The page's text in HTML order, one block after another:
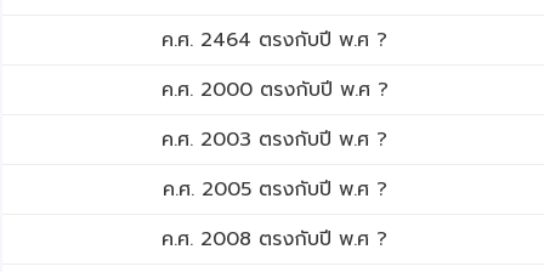
ค.ศ. 2464 ตรงกับปี พ.ศ ?
ค.ศ. 2000 ตรงกับปี พ.ศ ?
ค.ศ. 2003 ตรงกับปี พ.ศ ?
ค.ศ. 2005 ตรงกับปี พ.ศ ?
ค.ศ. 2008 ตรงกับปี พ.ศ ?